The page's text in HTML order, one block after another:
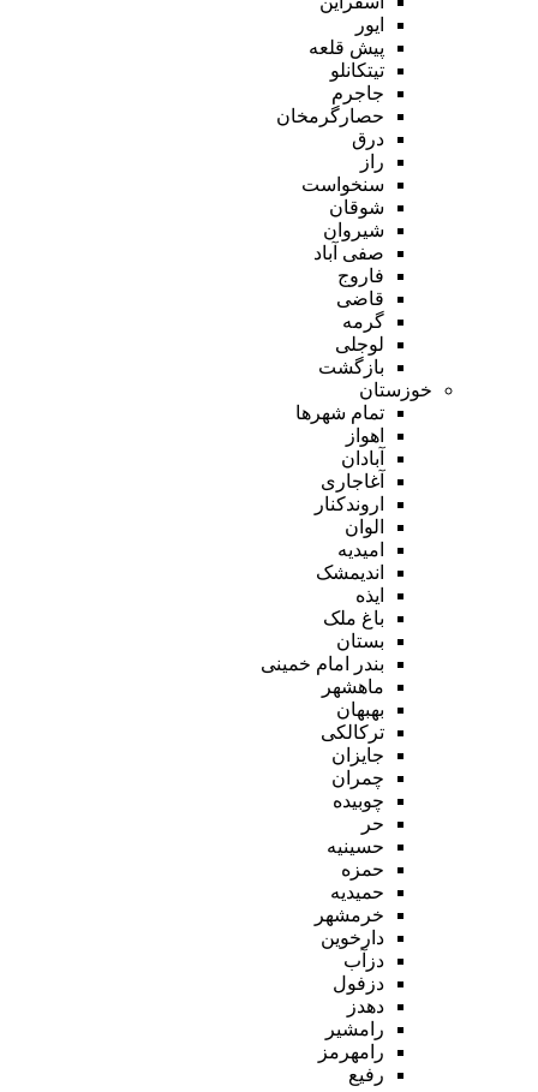
ایور
پیش قلعه
تیتکانلو
جاجرم
حصارگرمخان
درق
راز
سنخواست
شوقان
شیروان
صفی آباد
فاروج
قاضی
گرمه
لوجلی
بازگشت
خوزستان
تمام شهر‌ها
اهواز
آبادان
آغاجاری
اروندکنار
الوان
امیدیه
اندیمشک
ایذه
باغ ملک
بستان
بندر امام خمینی
ماهشهر
بهبهان
ترکالکی
جایزان
چمران
چوبیده
حر
حسینیه
حمزه
حمیدیه
خرمشهر
دارخوین
دزآب
دزفول
دهدز
رامشیر
رامهرمز
رفیع